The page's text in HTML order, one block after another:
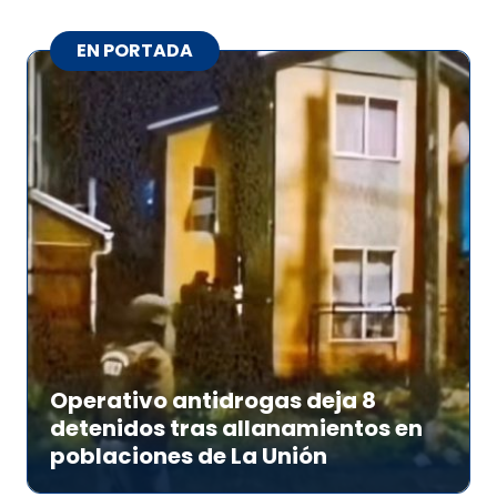
EN PORTADA
Operativo antidrogas deja 8
detenidos tras allanamientos en
poblaciones de La Unión